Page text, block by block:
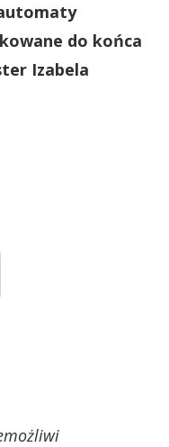
do końca
Izabela